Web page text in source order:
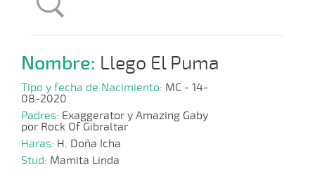
Nombre: Llego El Puma
Tipo y fecha de Nacimiento: MC - 14-
08-2020
Padres: Exaggerator y Amazing Gaby
por Rock Of Gibraltar
Haras: H. Doña Icha
Stud: Mamita Linda